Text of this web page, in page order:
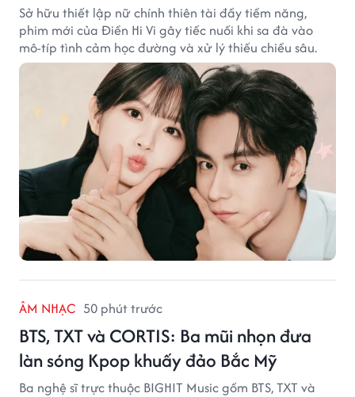
Sở hữu thiết lập nữ chính thiên tài đầy tiềm năng,
phim mới của Điền Hi Vi gây tiếc nuối khi sa đà vào
mô-típ tình cảm học đường và xử lý thiếu chiều sâu.
ÂM NHẠC 50 phút trước
BTS, TXT và CORTIS: Ba mũi nhọn đưa
làn sóng Kpop khuấy đảo Bắc Mỹ
Ba nghệ sĩ trực thuộc BIGHIT Music gồm BTS, TXT và